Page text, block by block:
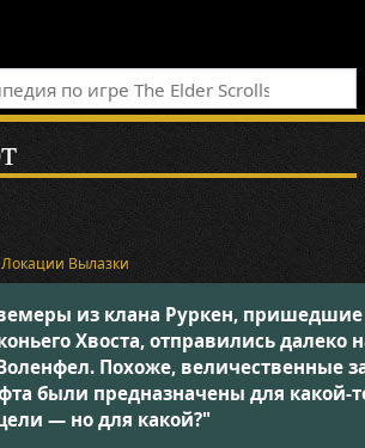
Локации Вылазки
из клана Руркен,
Хвоста, отправились далеко
Похоже, величественные
были предназначены для какой-
— но для какой?"